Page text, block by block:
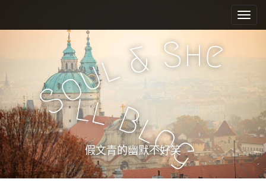
e
n
u
i
c
n
t
e
n
t
Soul & She
llBl
og
假文青的幽默不好笑